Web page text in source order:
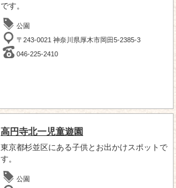
です。
公園
〒243-0021 神奈川県厚木市岡田5-2385-3
046-225-2410
高円寺北一児童遊園
東京都杉並区にある子供とお出かけスポットで
す。
公園